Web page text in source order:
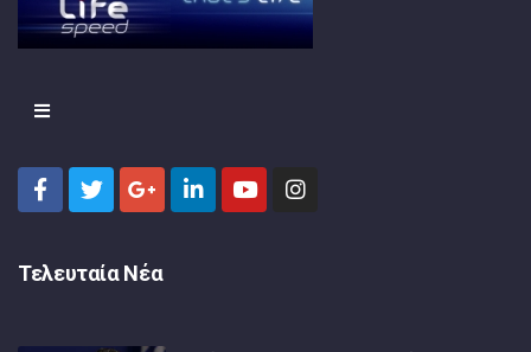
Τελευταία Νέα